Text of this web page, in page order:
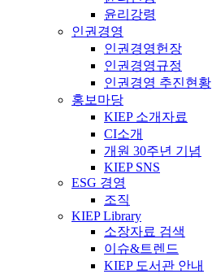
윤리강령
인권경영
인권경영헌장
인권경영규정
인권경영 추진현황
홍보마당
KIEP 소개자료
CI소개
개원 30주년 기념
KIEP SNS
ESG 경영
조직
KIEP Library
소장자료 검색
이슈&트렌드
KIEP 도서관 안내